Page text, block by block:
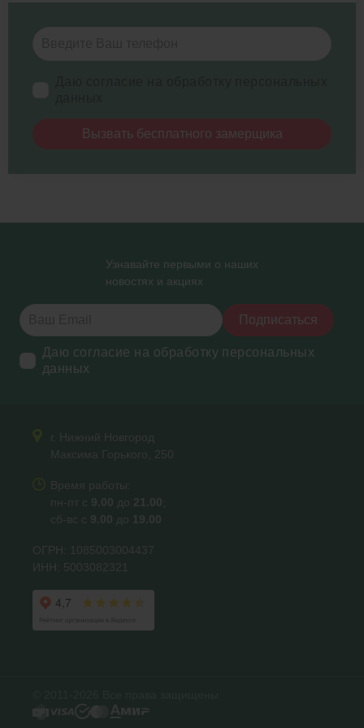
Вызвать бесплатного замерщика
Узнавайте первыми о наших
новостях и акциях
Подписаться
Даю согласие на обработку персональных
данных